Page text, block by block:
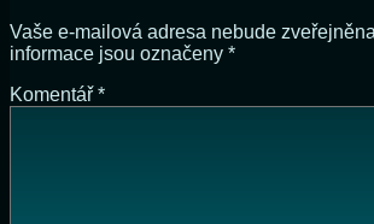
Vaše e-mailová adresa nebude
informace jsou označeny *
Komentář *